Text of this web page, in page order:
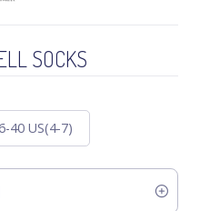
SOCKS
40 US(4-7)